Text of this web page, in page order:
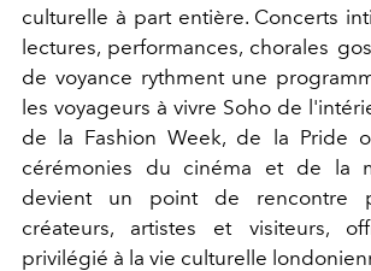
culturelle à part entière. Concerts
lectures, performances, chorales
de voyance rythment une
les voyageurs à vivre Soho de
de la Fashion Week, de la Pride
cérémonies du cinéma et de la
devient un point de rencontre
créateurs, artistes et visiteurs,
privilégié à la vie culturelle